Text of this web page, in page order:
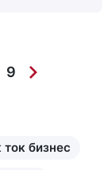
9
ток бизнес